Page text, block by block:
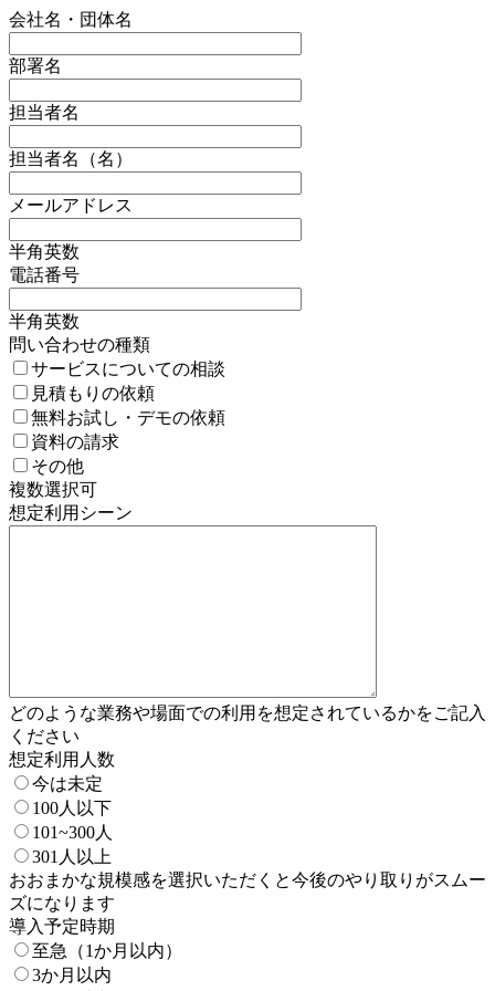
会社名・団体名
部署名
担当者名
担当者名（名）
メールアドレス
半角英数
電話番号
半角英数
問い合わせの種類
サービスについての相談
見積もりの依頼
無料お試し・デモの依頼
資料の請求
その他
複数選択可
想定利用シーン
どのような業務や場面での利用を想定されているかをご記入
ください
想定利用人数
今は未定
100人以下
101~300人
301人以上
おおまかな規模感を選択いただくと今後のやり取りがスムー
ズになります
導入予定時期
至急（1か月以内）​
3か月以内